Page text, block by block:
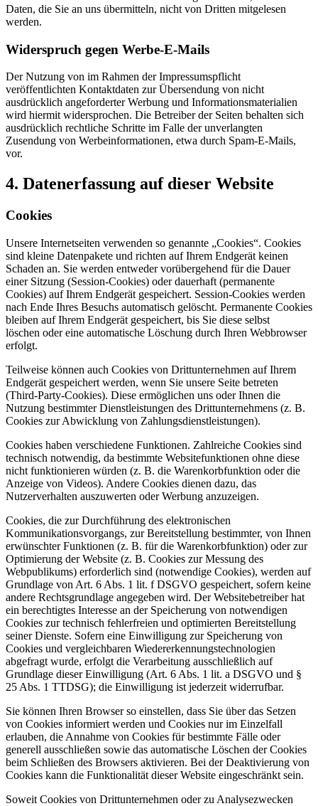
Daten, die Sie an uns übermitteln, nicht von Dritten mitgelesen
werden.
Widerspruch gegen Werbe-E-Mails
Der Nutzung von im Rahmen der Impressumspflicht
veröffentlichten Kontaktdaten zur Übersendung von nicht
ausdrücklich angeforderter Werbung und Informationsmaterialien
wird hiermit widersprochen. Die Betreiber der Seiten behalten sich
ausdrücklich rechtliche Schritte im Falle der unverlangten
Zusendung von Werbeinformationen, etwa durch Spam-E-Mails,
vor.
4. Datenerfassung auf dieser Website
Cookies
Unsere Internetseiten verwenden so genannte „Cookies“. Cookies
sind kleine Datenpakete und richten auf Ihrem Endgerät keinen
Schaden an. Sie werden entweder vorübergehend für die Dauer
einer Sitzung (Session-Cookies) oder dauerhaft (permanente
Cookies) auf Ihrem Endgerät gespeichert. Session-Cookies werden
nach Ende Ihres Besuchs automatisch gelöscht. Permanente Cookies
bleiben auf Ihrem Endgerät gespeichert, bis Sie diese selbst
löschen oder eine automatische Löschung durch Ihren Webbrowser
erfolgt.
Teilweise können auch Cookies von Drittunternehmen auf Ihrem
Endgerät gespeichert werden, wenn Sie unsere Seite betreten
(Third-Party-Cookies). Diese ermöglichen uns oder Ihnen die
Nutzung bestimmter Dienstleistungen des Drittunternehmens (z. B.
Cookies zur Abwicklung von Zahlungsdienstleistungen).
Cookies haben verschiedene Funktionen. Zahlreiche Cookies sind
technisch notwendig, da bestimmte Websitefunktionen ohne diese
nicht funktionieren würden (z. B. die Warenkorbfunktion oder die
Anzeige von Videos). Andere Cookies dienen dazu, das
Nutzerverhalten auszuwerten oder Werbung anzuzeigen.
Cookies, die zur Durchführung des elektronischen
Kommunikationsvorgangs, zur Bereitstellung bestimmter, von Ihnen
erwünschter Funktionen (z. B. für die Warenkorbfunktion) oder zur
Optimierung der Website (z. B. Cookies zur Messung des
Webpublikums) erforderlich sind (notwendige Cookies), werden auf
Grundlage von Art. 6 Abs. 1 lit. f DSGVO gespeichert, sofern keine
andere Rechtsgrundlage angegeben wird. Der Websitebetreiber hat
ein berechtigtes Interesse an der Speicherung von notwendigen
Cookies zur technisch fehlerfreien und optimierten Bereitstellung
seiner Dienste. Sofern eine Einwilligung zur Speicherung von
Cookies und vergleichbaren Wiedererkennungstechnologien
abgefragt wurde, erfolgt die Verarbeitung ausschließlich auf
Grundlage dieser Einwilligung (Art. 6 Abs. 1 lit. a DSGVO und §
25 Abs. 1 TTDSG); die Einwilligung ist jederzeit widerrufbar.
Sie können Ihren Browser so einstellen, dass Sie über das Setzen
von Cookies informiert werden und Cookies nur im Einzelfall
erlauben, die Annahme von Cookies für bestimmte Fälle oder
generell ausschließen sowie das automatische Löschen der Cookies
beim Schließen des Browsers aktivieren. Bei der Deaktivierung von
Cookies kann die Funktionalität dieser Website eingeschränkt sein.
Soweit Cookies von Drittunternehmen oder zu Analysezwecken